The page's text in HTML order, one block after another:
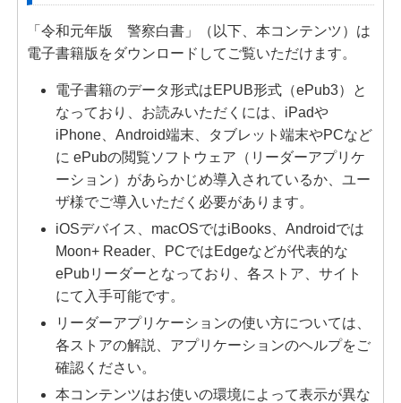
「令和元年版 警察白書」（以下、本コンテンツ）は
電子書籍版をダウンロードしてご覧いただけます。
電子書籍のデータ形式はEPUB形式（ePub3）と
なっており、お読みいただくには、iPadや
iPhone、Android端末、タブレット端末やPCなど
に ePubの閲覧ソフトウェア（リーダーアプリケ
ーション）があらかじめ導入されているか、ユー
ザ様でご導入いただく必要があります。
iOSデバイス、macOSではiBooks、Androidでは
Moon+ Reader、PCではEdgeなどが代表的な
ePubリーダーとなっており、各ストア、サイト
にて入手可能です。
リーダーアプリケーションの使い方については、
各ストアの解説、アプリケーションのヘルプをご
確認ください。
本コンテンツはお使いの環境によって表示が異な